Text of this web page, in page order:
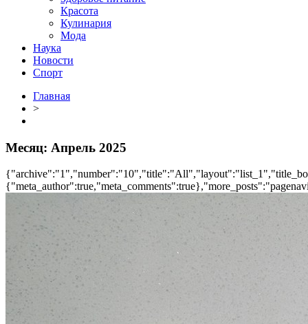
Красота
Кулинария
Мода
Наука
Новости
Спорт
Главная
>
Месяц: Апрель 2025